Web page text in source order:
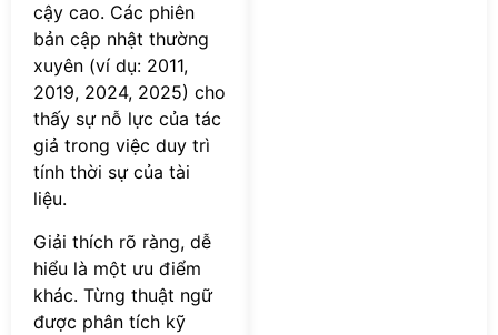
cậy cao. Các phiên
bản cập nhật thường
xuyên (ví dụ: 2011,
2019, 2024, 2025) cho
thấy sự nỗ lực của tác
giả trong việc duy trì
tính thời sự của tài
liệu.
Giải thích rõ ràng, dễ
hiểu là một ưu điểm
khác. Từng thuật ngữ
được phân tích kỹ